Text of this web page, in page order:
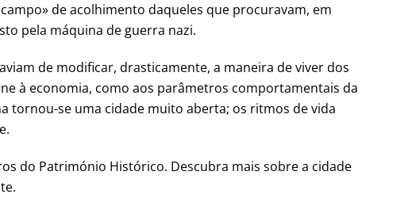
de acolhimento daqueles que procuravam, em
pela máquina de guerra nazi.
de modificar, drasticamente, a maneira de viver dos
à economia, como aos parâmetros comportamentais da
tornou-se uma cidade muito aberta; os ritmos de vida
do Património Histórico. Descubra mais sobre a cidade